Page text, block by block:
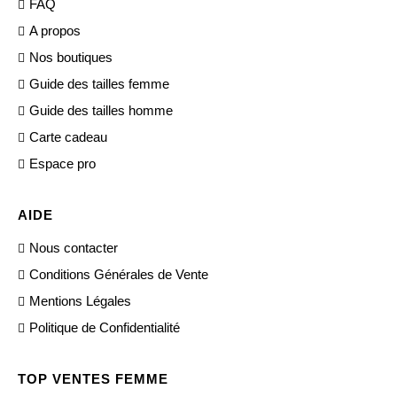
FAQ
A propos
Nos boutiques
Guide des tailles femme
Guide des tailles homme
Carte cadeau
Espace pro
AIDE
Nous contacter
Conditions Générales de Vente
Mentions Légales
Politique de Confidentialité
TOP VENTES FEMME